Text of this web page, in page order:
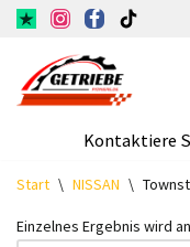
Inhalt
springen
Kontaktiere
Start \ NISSAN \
Einzelnes Ergebnis wird